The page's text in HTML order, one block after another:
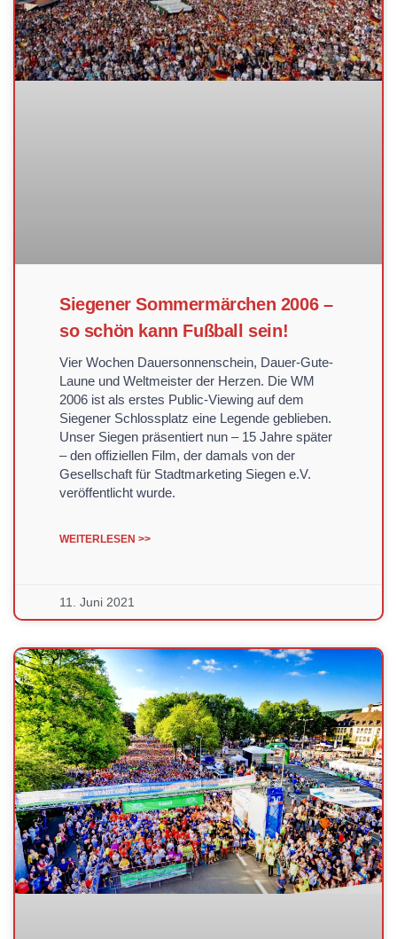
Siegener Sommermärchen 2006 –
so schön kann Fußball sein!
Vier Wochen Dauersonnenschein, Dauer-Gute-
Laune und Weltmeister der Herzen. Die WM
2006 ist als erstes Public-Viewing auf dem
Siegener Schlossplatz eine Legende geblieben.
Unser Siegen präsentiert nun – 15 Jahre später
– den offiziellen Film, der damals von der
Gesellschaft für Stadtmarketing Siegen e.V.
veröffentlicht wurde.
WEITERLESEN >>
11. Juni 2021